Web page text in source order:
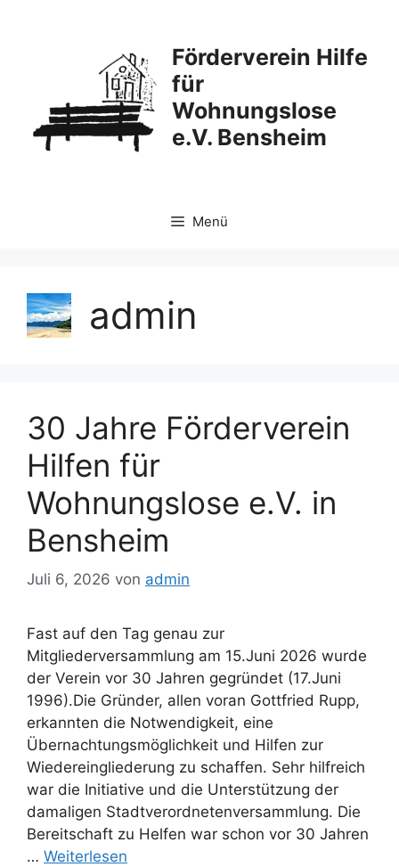
Förderverein Hilfe
für
Wohnungslose
e.V. Bensheim
Menü
admin
30 Jahre Förderverein
Hilfen für
Wohnungslose e.V. in
Bensheim
Juli 6, 2026 von admin
Fast auf den Tag genau zur
Mitgliederversammlung am 15.Juni 2026 wurde
der Verein vor 30 Jahren gegründet (17.Juni
1996).Die Gründer, allen voran Gottfried Rupp,
erkannten die Notwendigkeit, eine
Übernachtungsmöglichkeit und Hilfen zur
Wiedereingliederung zu schaffen. Sehr hilfreich
war die Initiative und die Unterstützung der
damaligen Stadtverordnetenversammlung. Die
Bereitschaft zu Helfen war schon vor 30 Jahren
… Weiterlesen